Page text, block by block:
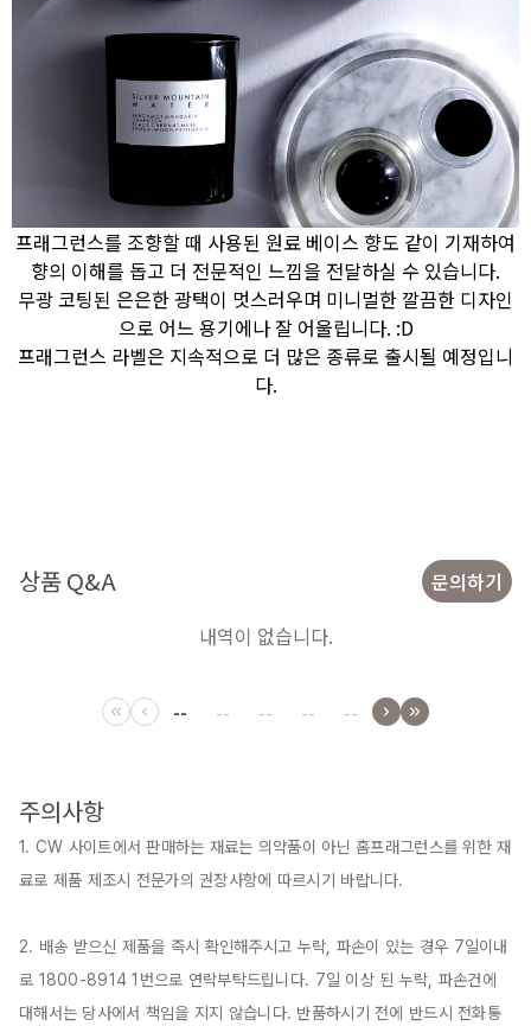
프래그런스를 조향할 때 사용된 원료 베이스 향도 같이 기재하여
향의 이해를 돕고 더 전문적인 느낌을 전달하실 수 있습니다.
무광 코팅된 은은한 광택이 멋스러우며 미니멀한 깔끔한 디자인
으로 어느 용기에나 잘 어울립니다. :D
프래그런스 라벨은 지속적으로 더 많은 종류로 출시될 예정입니
다.
상품 Q&A
문의하기
내역이 없습니다.
-- -- -- -- --
주의사항
1. CW 사이트에서 판매하는 재료는 의약품이 아닌 홈프래그런스를 위한 재
료로 제품 제조시 전문가의 권장사항에 따르시기 바랍니다.
2. 배송 받으신 제품을 즉시 확인해주시고 누락, 파손이 있는 경우 7일이내
로 1800-8914 1번으로 연락부탁드립니다. 7일 이상 된 누락, 파손건에
대해서는 당사에서 책임을 지지 않습니다. 반품하시기 전에 반드시 전화통